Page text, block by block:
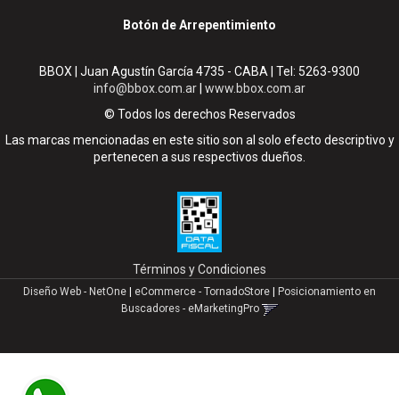
Botón de Arrepentimiento
BBOX | Juan Agustín García 4735 - CABA | Tel: 5263-9300
info@bbox.com.ar www.bbox.com.ar
© Todos los derechos Reservados
Las marcas mencionadas en este sitio son al solo efecto descriptivo y
pertenecen a sus respectivos dueños.
Términos y Condiciones
Diseño Web - NetOne eCommerce - TornadoStore
Posicionamiento en
Buscadores - eMarketingPro